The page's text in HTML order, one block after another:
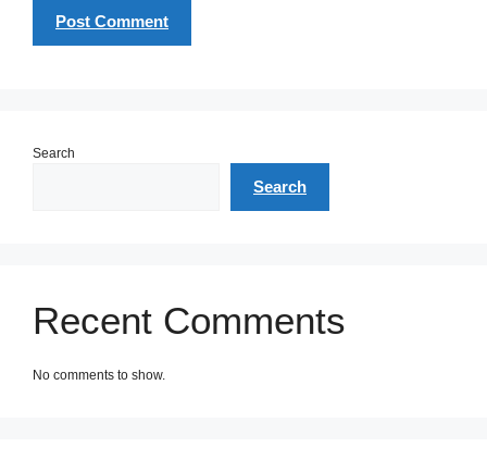
Search
Search
Recent Comments
No comments to show.